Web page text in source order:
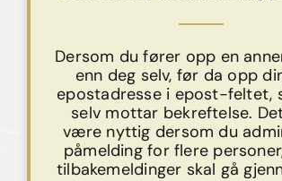
Dersom du fører opp en
enn deg selv, før da opp
epostadresse i epost-feltet,
selv mottar bekreftelse.
være nyttig dersom du
påmelding for flere
tilbakemeldinger skal gå